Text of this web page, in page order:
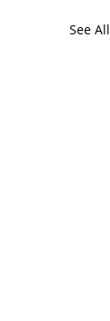
See All